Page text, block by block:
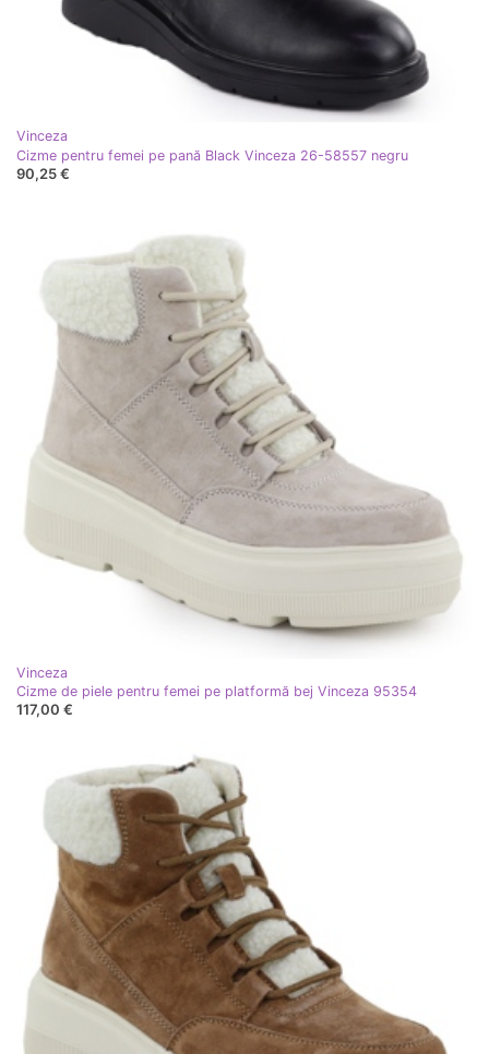
Vinceza
Cizme pentru femei pe pană Black Vinceza 26-58557 negru
90,25 €
Vinceza
Cizme de piele pentru femei pe platformă bej Vinceza 95354
117,00 €